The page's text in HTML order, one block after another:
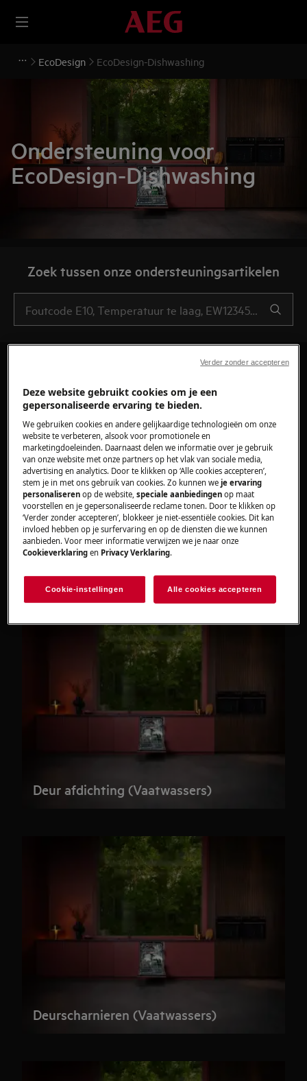
EcoDesign EcoDesign-Dishwashing
Ondersteuning voor
EcoDesign-Dishwashing
Zoek tussen onze ondersteuningsartikelen
Deur afdichting (Vaatwassers)
Deurscharnieren (Vaatwassers)
Deze website gebruikt cookies om je een
gepersonaliseerde ervaring te bieden.
We gebruiken cookies en andere gelijkaardige technologieën om onze
website te verbeteren, alsook voor promotionele en
marketingdoeleinden. Daarnaast delen we informatie over je gebruik
van onze website met onze partners op het vlak van sociale media,
advertising en analytics. Door te klikken op ‘Alle cookies accepteren’,
stem je in met ons gebruik van cookies. Zo kunnen weje ervaring
personaliseren op de website,speciale aanbiedingen op maat
voorstellen en je gepersonaliseerde reclame tonen. Door te klikken op
‘Verder zonder accepteren’, blokkeer je niet-essentiële cookies. Dit kan
invloed hebben op je surfervaring en op de diensten die we kunnen
aanbieden. Voor meer informatie verwijzen we je naar onze
Cookieverklaring en Privacy Verklaring.
Cookie-instellingen Alle cookies accepteren
Verder zonder accepteren